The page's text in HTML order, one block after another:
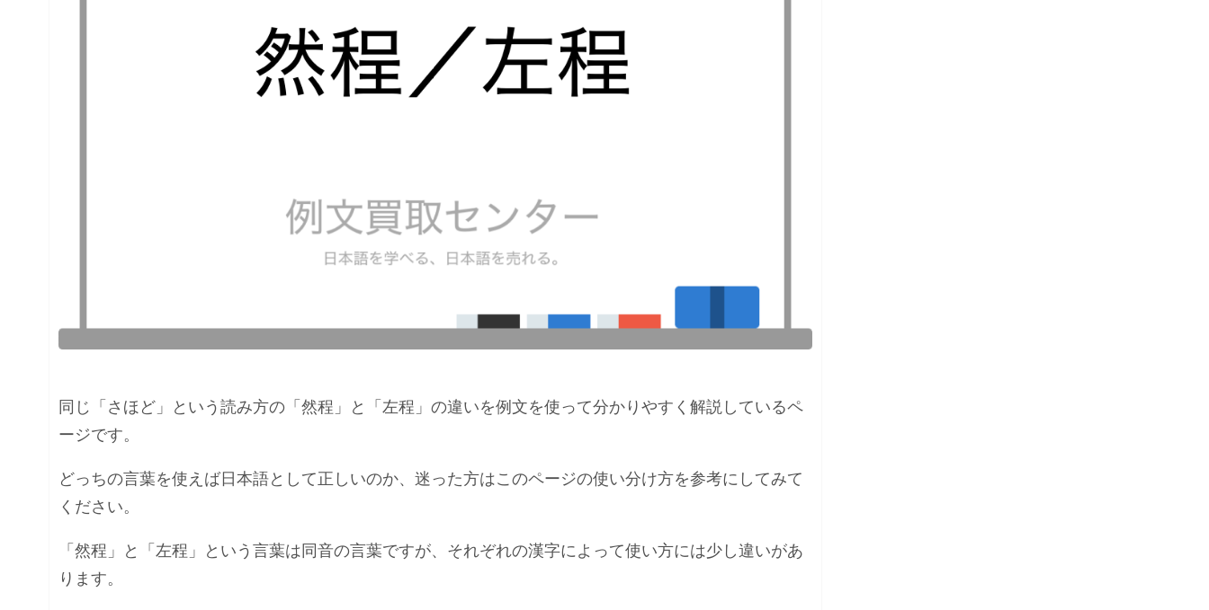
同じ「さほど」という読み方の「然程」と「左程」の違いを例文を使って分かりやすく解説しているペ
ージです。
どっちの言葉を使えば日本語として正しいのか、迷った方はこのページの使い分け方を参考にしてみて
ください。
「然程」と「左程」という言葉は同音の言葉ですが、それぞれの漢字によって使い方には少し違いがあ
ります。